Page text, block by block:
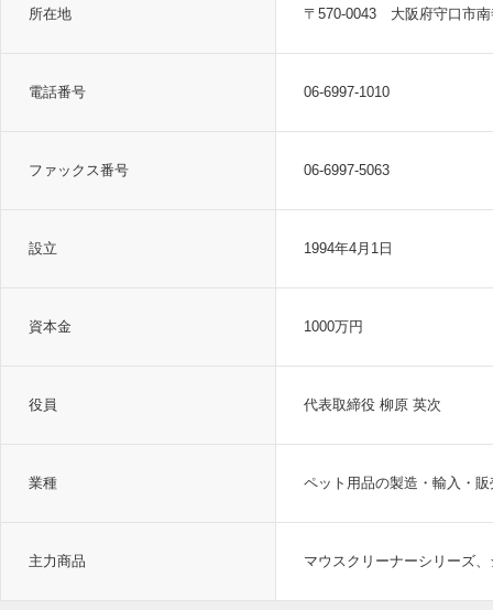
所在地 〒570-0043 大阪府守口市南
電話番号 06-6997-1010
ファックス番号 06-6997-5063
設立 1994年4月1日
資本金 1000万円
役員 代表取締役 柳原 英次
業種 ペット用品の製造・輸入・販
主力商品 マウスクリーナーシリーズ